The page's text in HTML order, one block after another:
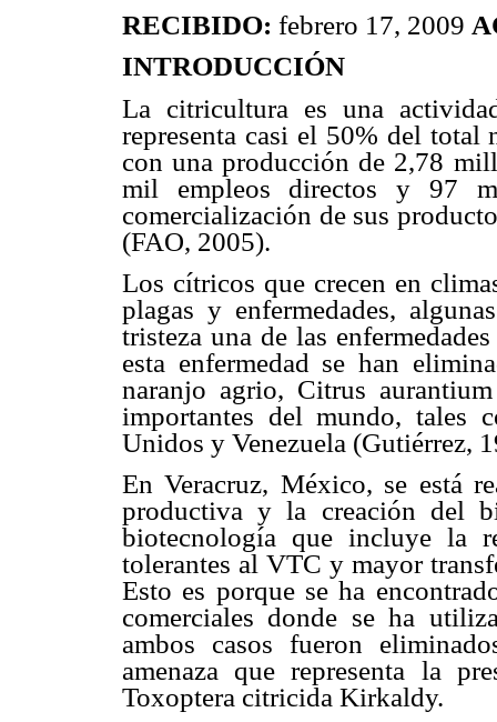
RECIBIDO: febrero 17, 2009
INTRODUCCIÓN
La citricultura es una
representa casi el 50% del total
con una producción de 2,78
mil empleos directos y 97
comercialización de sus
(FAO, 2005).
Los cítricos que crecen en
plagas y enfermedades,
tristeza una de las
esta enfermedad se han
naranjo agrio, Citrus
importantes del mundo, tales
Unidos y Venezuela (Gutiérrez,
En Veracruz, México, se está
productiva y la creación del
biotecnología que incluye la
tolerantes al VTC y mayor
Esto es porque se ha
comerciales donde se ha
ambos casos fueron
amenaza que representa la
Toxoptera citricida Kirkaldy.